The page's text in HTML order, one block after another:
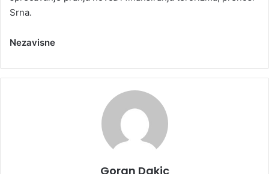
Srna.
Nezavisne
Goran Dakic